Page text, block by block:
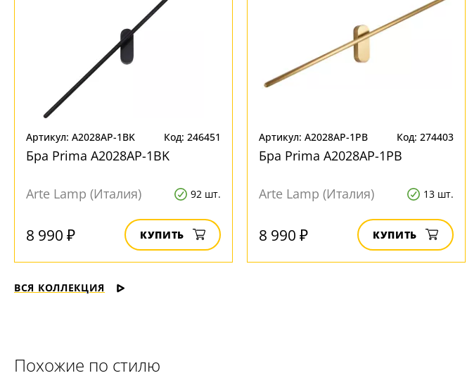
Артикул: A2028AP-1BK Код: 246451
Бра Prima A2028AP-1BK
Arte Lamp (Италия) 92 шт.
8 990 ₽ КУПИТЬ
Артикул: A2028AP-1PB Код: 274403
Бра Prima A2028AP-1PB
Arte Lamp (Италия) 13 шт.
8 990 ₽ КУПИТЬ
ВСЯ КОЛЛЕКЦИЯ
Похожие по стилю